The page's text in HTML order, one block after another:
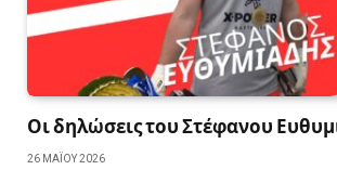
Οι δηλώσεις του Στέφανου
26 ΜΑΪ́ΟΥ 2026